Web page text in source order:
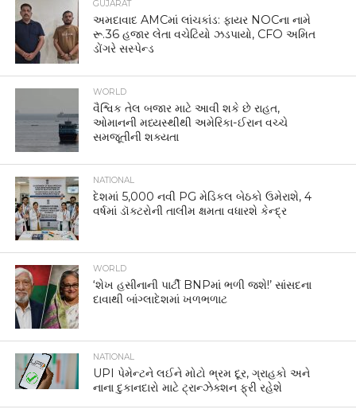
GUJARAT
અમદાવાદ AMCમાં લાંચકાંડ: ફાયર NOCના નામે
રૂ.36 હજાર લેતા વચેટિયો ઝડપાયો, CFO અમિત
ડોંગરે સસ્પેન્ડ
WORLD
વૈશ્વિક તેલ બજાર માટે આવી શકે છે રાહત,
ઓમાનની મધ્યસ્થીથી અમેરિકા-ઈરાન વચ્ચે
સમજૂતીની શક્યતા
NATIONAL
દેશમાં 5,000 નવી PG મેડિકલ બેઠકો ઉમેરાશે, 4
વર્ષમાં ડૉક્ટરોની તાલીમ ક્ષમતા વધારશે કેન્દ્ર
WORLD
‘શેખ હસીનાની પાર્ટી BNPમાં ભળી જશે!’ સાંસદના
દાવાથી બાંગ્લાદેશમાં ખળભળાટ
NATIONAL
UPI પેમેન્ટને લઈને મોટો ભ્રમ દૂર, ગ્રાહકો અને
નાના દુકાનદારો માટે ટ્રાન્ઝેક્શન ફ્રી રહેશે